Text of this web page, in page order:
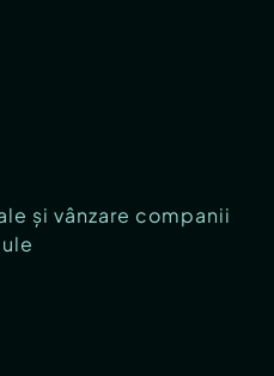
și vânzare companii